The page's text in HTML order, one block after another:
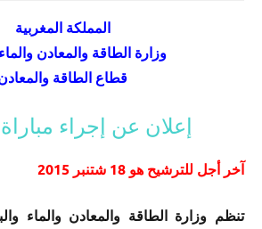
المملكة المغربية
وزارة الطاقة والمعادن والماء
قطاع الطاقة
إعلان عن إجراء
آخر أجل للترشيح هو 18 شتنبر 2015
تنظم وزارة الطاقة والمعادن والماء